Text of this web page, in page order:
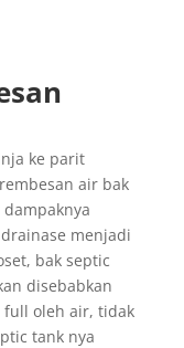
ke parit
air bak
menjadi
bak septic
disebabkan
oleh air, tidak
tank nya